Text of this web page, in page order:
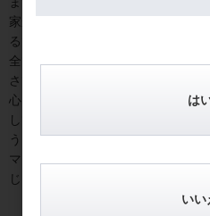
家から公的機関まで幅広い層が金
るでしょう。
全てリモート取材ですが、すっかり
さて、街角には間違いなく人出が
心までまんべんなく人が集まって
していますよ。それまでつかの間
う。
マスク着用でソーシャル・ディス
じるようになった英語）守り、手
は
いい